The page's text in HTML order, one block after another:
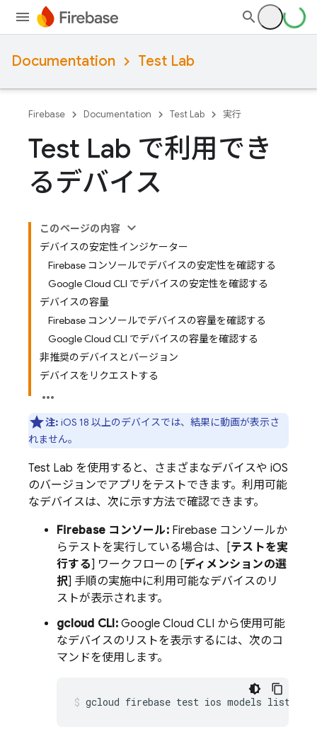
Documentation Test Lab
Firebase Documentation Test Lab 実行
Test Lab で利用でき
るデバイス
このページの内容
デバイスの安定性インジケーター
Firebase コンソールでデバイスの安定性を確認する
Google Cloud CLI でデバイスの安定性を確認する
デバイスの容量
Firebase コンソールでデバイスの容量を確認する
Google Cloud CLI でデバイスの容量を確認する
非推奨のデバイスとバージョン
デバイスをリクエストする
注: iOS 18 以上のデバイスでは、結果に動画が表示さ
れません。
Test Lab を使用すると、さまざまなデバイスや iOS
のバージョンでアプリをテストできます。利用可能
なデバイスは、次に示す方法で確認できます。
Firebase コンソール: Firebaseコンソールか
らテストを実行している場合は、[テストを実
行する] ワークフローの [ディメンションの選
択] 手順の実施中に利用可能なデバイスのリ
ストが表示されます。
gcloud CLI:Google Cloud CLI から使用可能
なデバイスのリストを表示するには、次のコ
マンドを使用します。
gcloud firebase test ios models list